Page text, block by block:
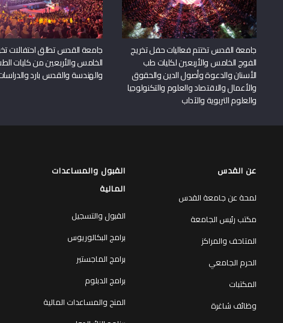
جامعة القدس تختتم فعاليات حفل تخريج
الفوج الخامس والأربعين لكليات طب
الأسنان والدعوة وأصول الدين والحقوق
والأعمال والاقتصاد والعلوم والتكنولوجيا
والعلوم التربوية والآداب
جامعة القدس تطلق احتفالات
الخامس والأربعين من كليات
والهندسة والقدس بارد والدراسات
عن القدس
لمحة عن جامعة القدس
مكتب رئيس الجامعة
المتاحف والمراكز
الحرم الجامعي
المكتبات
وظائف شاغرة
القبول والمساعدات
المالية
القبول والتسجيل
برامج البكالوريوس
برامج الماجستير
برامج الدبلوم
المنح والمساعدات المالية